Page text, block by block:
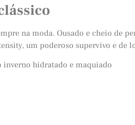
na moda. Ousado e cheio de
um poderoso supervivo e de